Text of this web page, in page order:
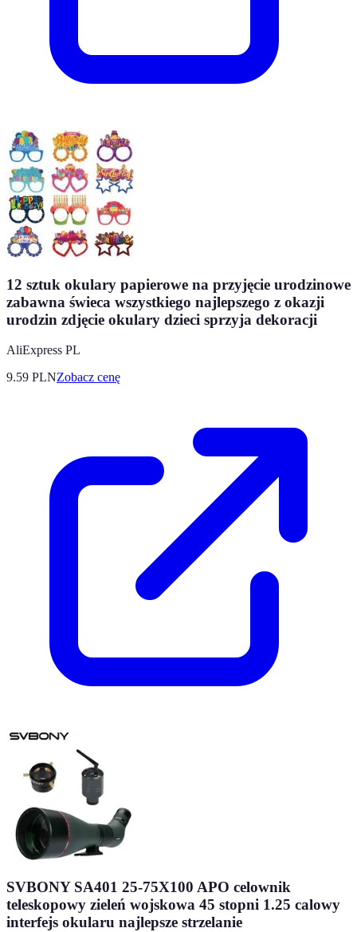
12 sztuk okulary papierowe na przyjęcie urodzinowe
zabawna świeca wszystkiego najlepszego z okazji
urodzin zdjęcie okulary dzieci sprzyja dekoracji
AliExpress PL
9.59 PLNZobacz cenę
SVBONY SA401 25-75X100 APO celownik
teleskopowy zieleń wojskowa 45 stopni 1.25 calowy
interfejs okularu najlepsze strzelanie